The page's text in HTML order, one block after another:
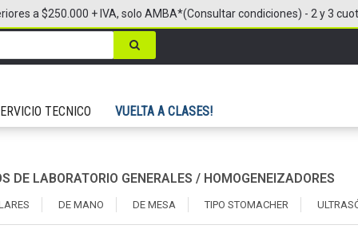
TECNICO VUELTA A CLASES!
a $250.000 + IVA, solo AMBA*(Consultar condiciones) - 2 y 3
DE LABORATORIO GENERALES / HOMOGENEIZADORES
DE MANO DE MESA TIPO STOMACHER